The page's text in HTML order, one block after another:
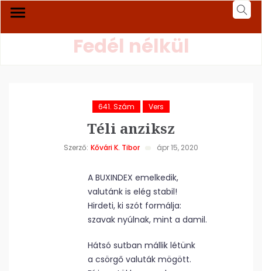
Fedél nélkül
641. Szám Vers
Téli anziksz
Szerző: Kővári K. Tibor ápr 15, 2020
A BUXINDEX emelkedik,
valutánk is elég stabil!
Hirdeti, ki szót formálja:
szavak nyúlnak, mint a damil.
Hátsó sutban mállik létünk
a csörgő valuták mögött.